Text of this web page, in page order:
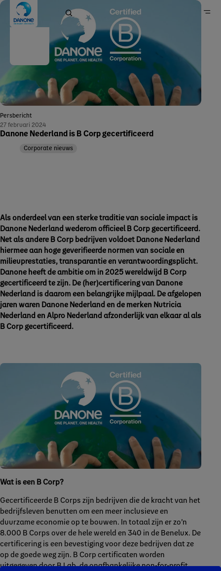
Home
Persbericht
27 februari 2024
Danone Nederland is B Corp gecertificeerd
Corporate nieuws
Als onderdeel van een sterke traditie van sociale impact is
Danone Nederland wederom officieel B Corp gecertificeerd.
Net als andere B Corp bedrijven voldoet Danone Nederland
hiermee aan hoge geverifieerde normen van sociale en
milieuprestaties, transparantie en verantwoordingsplicht.
Danone heeft de ambitie om in 2025 wereldwijd B Corp
gecertificeerd te zijn. De (her)certificering van Danone
Nederland is daarom een belangrijke mijlpaal. De afgelopen
jaren waren Danone Nederland en de merken Nutricia
Nederland en Alpro Nederland afzonderlijk van elkaar al als
B Corp gecertificeerd.
Wat is een B Corp?
Gecertificeerde B Corps zijn bedrijven die de kracht van het
bedrijfsleven benutten om een meer inclusieve en
duurzame economie op te bouwen. In totaal zijn er zo’n
8.000 B Corps over de hele wereld en 340 in de Benelux. De
certificering is een bevestiging voor deze bedrijven dat ze
op de goede weg zijn. B Corp certificaten worden
uitgegeven door B Lab, de onafhankelijke non-for-profit